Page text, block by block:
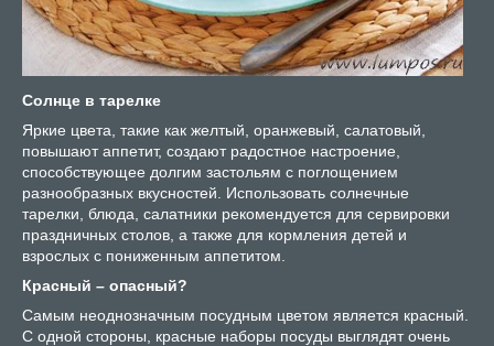
Солнце в тарелке
Яркие цвета, такие как желтый, оранжевый, салатовый,
повышают аппетит, создают радостное настроение,
способствующее долгим застольям с поглощением
разнообразных вкусностей. Использовать солнечные
тарелки, блюда, салатники рекомендуется для сервировки
праздничных столов, а также для кормления детей и
взрослых с пониженным аппетитом.
Красный – опасный?
Самым неоднозначным посудным цветом является красный.
С одной стороны, красные наборы посуды выглядят очень